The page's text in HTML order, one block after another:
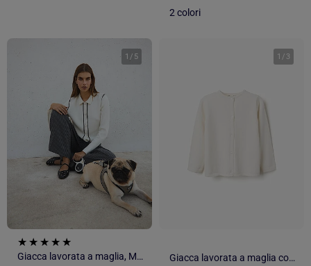
2 colori
1 / 5
Giacca lavorata a maglia, MO Fashion
1 / 3
Giacca lavorata a maglia con colletto rotondo